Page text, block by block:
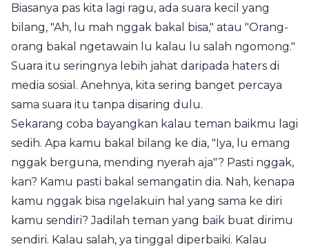
Biasanya pas kita lagi ragu, ada suara kecil yang
bilang, "Ah, lu mah nggak bakal bisa," atau "Orang-
orang bakal ngetawain lu kalau lu salah ngomong."
Suara itu seringnya lebih jahat daripada haters di
media sosial. Anehnya, kita sering banget percaya
sama suara itu tanpa disaring dulu.
Sekarang coba bayangkan kalau teman baikmu lagi
sedih. Apa kamu bakal bilang ke dia, "Iya, lu emang
nggak berguna, mending nyerah aja"? Pasti nggak,
kan? Kamu pasti bakal semangatin dia. Nah, kenapa
kamu nggak bisa ngelakuin hal yang sama ke diri
kamu sendiri? Jadilah teman yang baik buat dirimu
sendiri. Kalau salah, ya tinggal diperbaiki. Kalau